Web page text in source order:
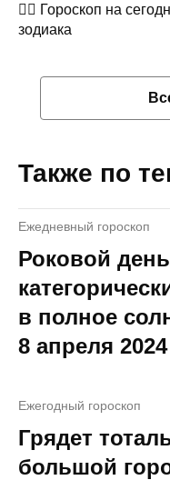
🧙‍♀ Гороскоп на
зодиака
Также по
Ежедневный гороскоп
Роковой
в полное
8 апреля 2024
Ежегодный гороскоп
Грядет
большой